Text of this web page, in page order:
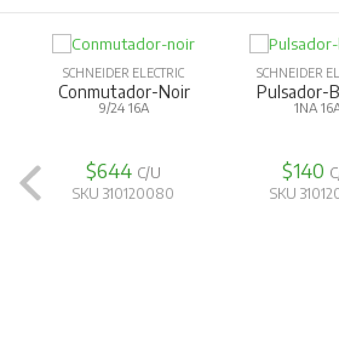
SCHNEIDER ELECTRIC
Conmutador-Noir
9/24 16A
$644 C/U
SKU 310120080
SCHNEIDER
Pulsador-
1NA
$140
SKU